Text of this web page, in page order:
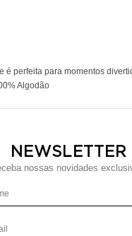
perfeita para momentos
Algodão
NEWSLETTER
nossas novidades